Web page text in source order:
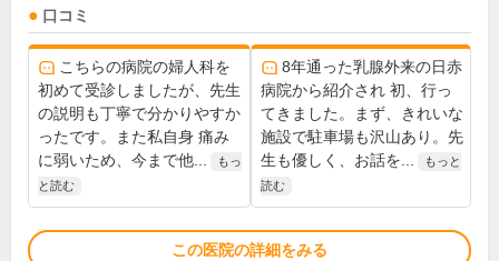
口コミ
こちらの病院の婦人科を
初めて受診しましたが、先生
の説明も丁寧で分かりやすか
ったです。また私自身 痛み
に弱いため、今まで他...
もっ
と読む
8年通った乳腺外来の日赤
病院から紹介され 初、行っ
てきました。まず、きれいな
施設で駐車場も沢山あり。先
生も優しく、お話を...
もっと
読む
この医院の詳細をみる